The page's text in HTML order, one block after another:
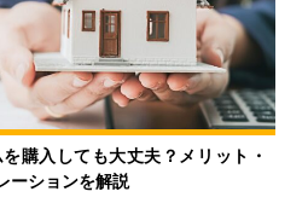
購入しても大丈夫？メリット・
ーションを解説